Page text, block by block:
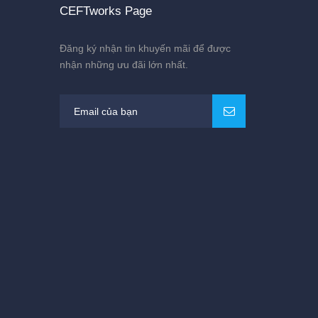
CEFTworks Page
Đăng ký nhận tin khuyến mãi để được
nhận những ưu đãi lớn nhất.